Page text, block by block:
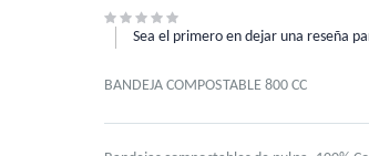
Sea el primero en dejar una reseña
BANDEJA COMPOSTABLE 800 CC